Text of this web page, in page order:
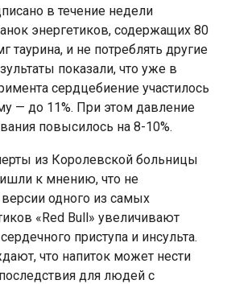
в течение недели
энергетиков, содержащих 80
таурина, и не потреблять другие
показали, что уже в
сердцебиение участилось
— до 11%. При этом давление
повысилось на 8-10%.
из Королевской больницы
к мнению, что не
одного из самых
«Red Bull» увеличивают
приступа и инсульта.
что напиток может нести
для людей с